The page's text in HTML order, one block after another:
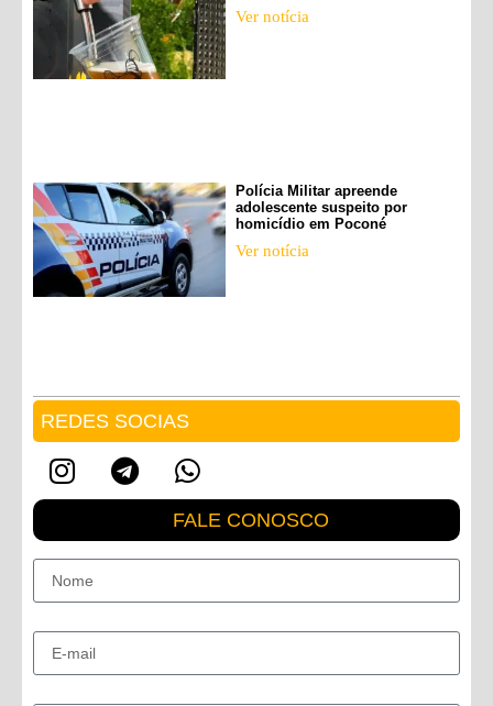
Ver notícia
Polícia Militar apreende
adolescente suspeito por
homicídio em Poconé
Ver notícia
REDES SOCIAS
FALE CONOSCO